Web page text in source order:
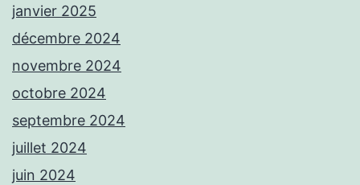
janvier 2025
décembre 2024
novembre 2024
octobre 2024
septembre 2024
juillet 2024
juin 2024